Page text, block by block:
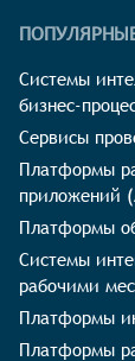
Системы
бизнес-
Сервисы
Платформы
приложений
Платформы
Системы
рабочими
Платформы
Платформы